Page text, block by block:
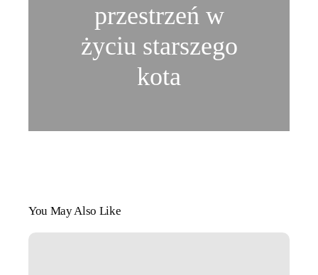
przestrzeń w
życiu starszego
kota
You May Also Like